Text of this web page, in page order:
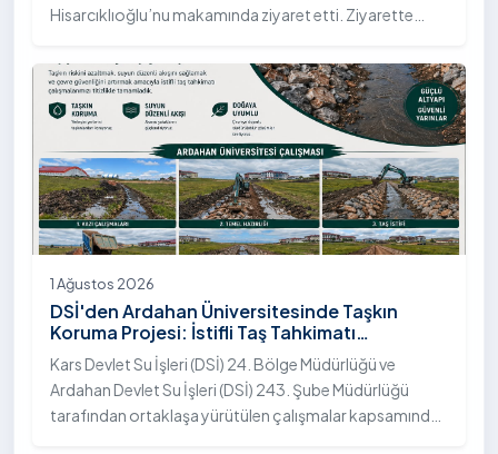
Hisarcıklıoğlu’nu makamında ziyaret etti. Ziyarette
Emiroğlu Hanımefendi eşlik etti.
1 Ağustos 2026
DSİ'den Ardahan Üniversitesinde Taşkın
Koruma Projesi: İstifli Taş Tahkimatı
Çalışmaları Tamamlandı
Kars Devlet Su İşleri (DSİ) 24. Bölge Müdürlüğü ve
Ardahan Devlet Su İşleri (DSİ) 243. Şube Müdürlüğü
tarafından ortaklaşa yürütülen çalışmalar kapsamında,